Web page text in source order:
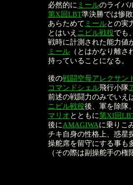
必然的に ミールのライバ
第X回LBT準決勝では惨敗
あらためて ミールとの実
とはいえ ニビル戦役でも
戦時に計測された能力値
ミール （とはかなり離
持っていることになる。
後の戦闘空母アレクサン
コマンドシェル飛行小隊
前述の戦闘力のみでいえ
ニビル戦役後、軍を除隊。
マリオとともに第XI回
後にAMAGIWAに乗りこ
チキ自身の性格上、惑星
操舵席を留守にする事も
（その際は副操舵手の権